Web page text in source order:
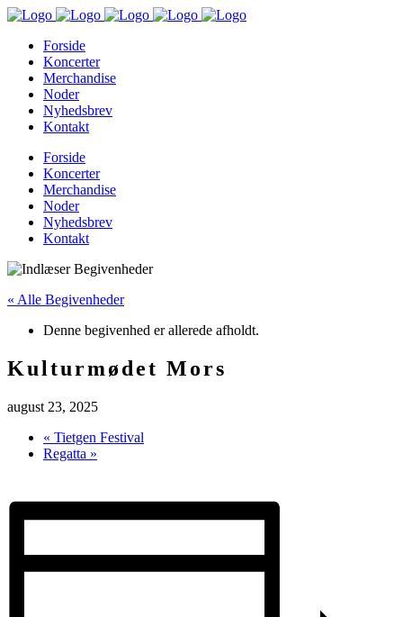
Forside
Koncerter
Merchandise
Noder
Nyhedsbrev
Kontakt
Forside
Koncerter
Merchandise
Noder
Nyhedsbrev
Kontakt
« Alle Begivenheder
Denne begivenhed er allerede afholdt.
Kulturmødet Mors
august 23, 2025
« Tietgen Festival
Regatta »